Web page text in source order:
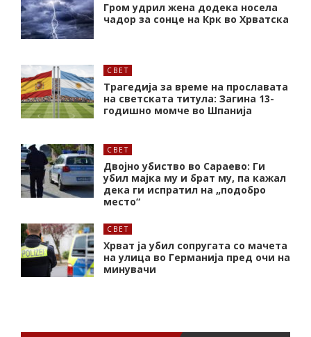
Гром удрил жена додека носела
чадор за сонце на Крк во Хрватска
СВЕТ
Трагедија за време на прославата
на светската титула: Загина 13-
годишно момче во Шпанија
СВЕТ
Двојно убиство во Сараево: Ги
убил мајка му и брат му, па кажал
дека ги испратил на „подобро
место“
СВЕТ
Хрват ја убил сопругата со мачета
на улица во Германија пред очи на
минувачи